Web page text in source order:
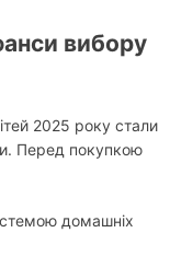
вибору
2025 року стали
Перед покупкою
домашніх